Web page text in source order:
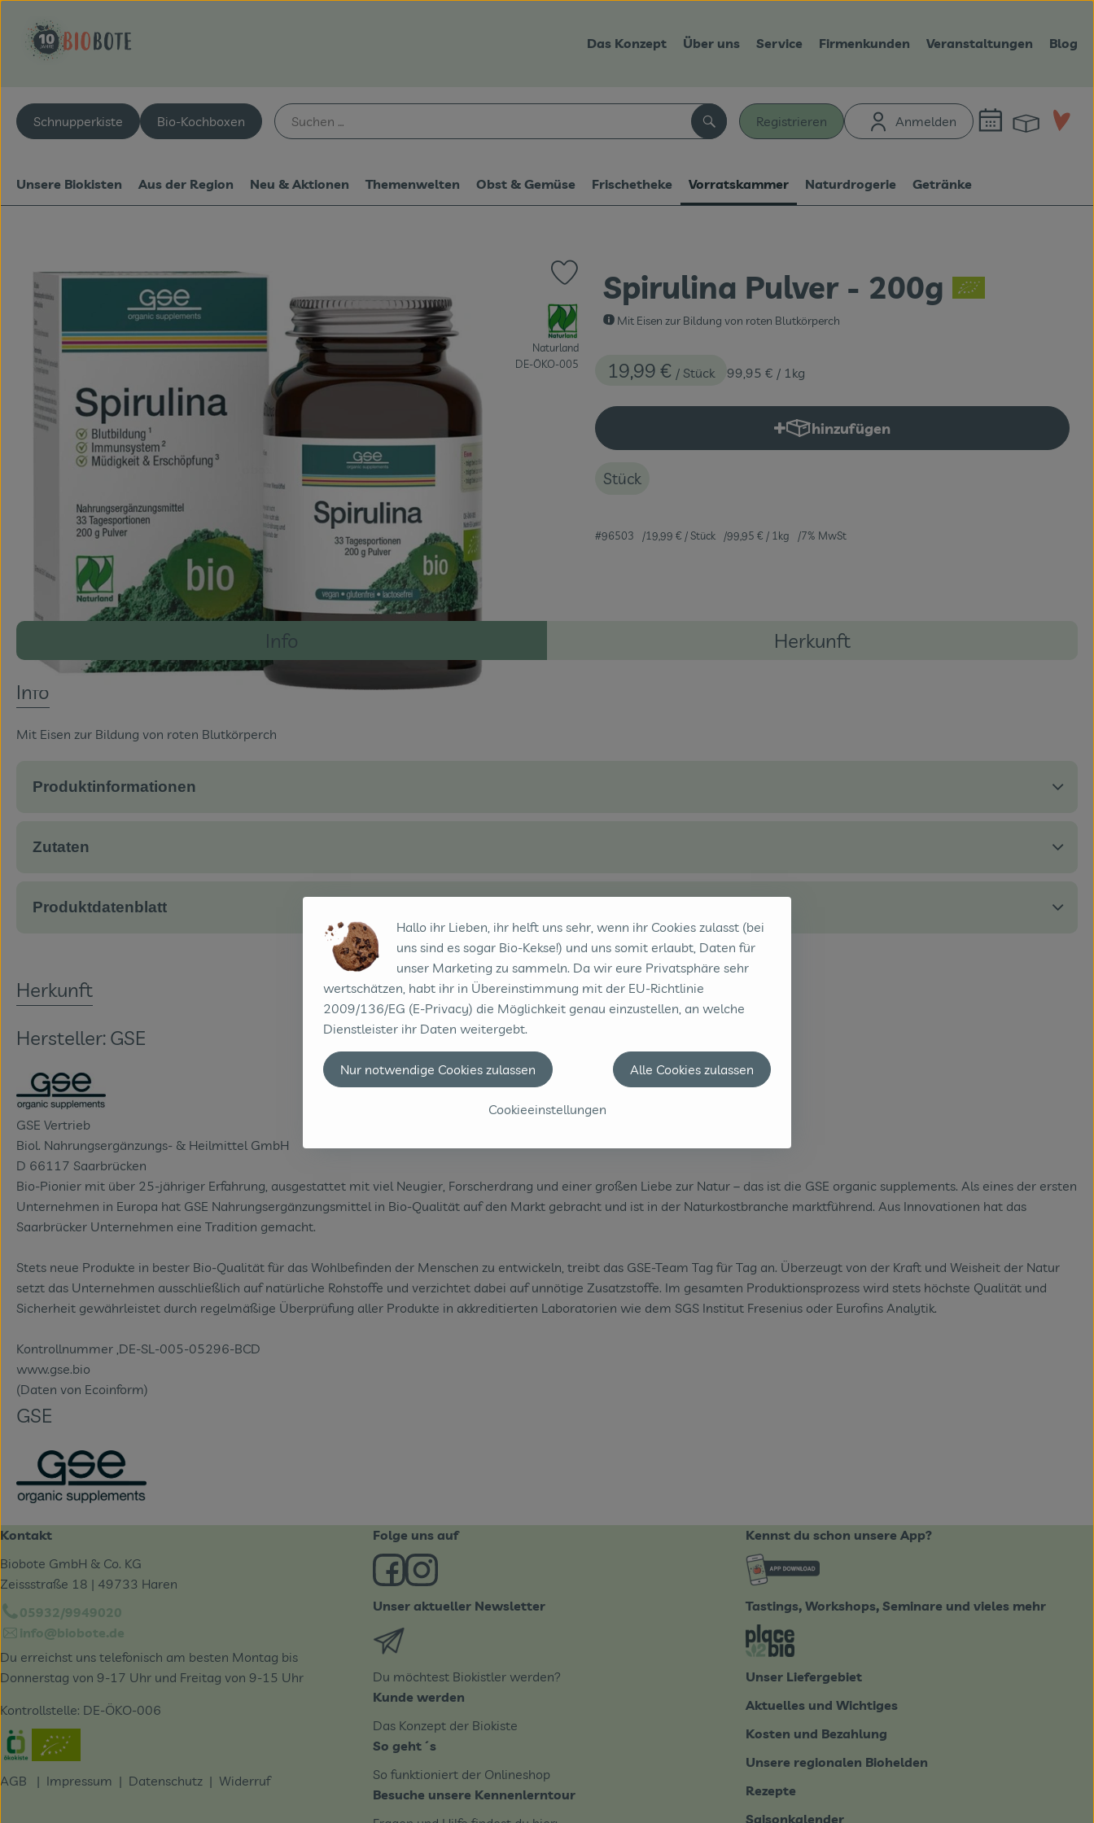
Das Konzept Über uns Service Firmenkunden Veranstaltungen Blog
Registrieren Anmelden
Suchen
Schnupperkiste Bio-Kochboxen
Unsere Biokisten Aus der Region Neu & Aktionen Themenwelten Obst & Gemüse Frischetheke Vorratskammer Naturdrogerie Getränke
Spirulina Pulver - 200g
Mit Eisen zur Bildung von roten Blutkörperch
19,99 € / Stück 99,95 € / 1kg
Produkt zu Favouriten hinzufügen
, Verband:
Naturland
, Kontrollstelle:
DE-ÖKO-005
hinzufügen
Produkt zum Warenkorb hinzufügen
Stück
#96503 19,99 € / Stück 99,95 € / 1kg 7% MwSt
Rezepte
Info
Herkunft
Entdecke passende RezepteEs wurden keine passenden Rezepte gefunden.
Info
Mit Eisen zur Bildung von roten Blutkörperch
Produktinformationen
Zutaten
Produktdatenblatt
Herkunft
Hersteller: GSE
GSE Vertrieb
Biol. Nahrungsergänzungs- & Heilmittel GmbH
D 66117 Saarbrücken
Bio-Pionier mit über 25-jähriger Erfahrung, ausgestattet mit viel Neugier, Forscherdrang und einer großen Liebe zur Natur – das ist die GSE organic supplements. Als eines der ersten
Unternehmen in Europa hat GSE Nahrungsergänzungsmittel in Bio-Qualität auf den Markt gebracht und ist in der Naturkostbranche marktführend. Aus Innovationen hat das
Saarbrücker Unternehmen eine Tradition gemacht.
Stets neue Produkte in bester Bio-Qualität für das Wohlbefinden der Menschen zu entwickeln, treibt das GSE-Team Tag für Tag an. Überzeugt von der Kraft und Weisheit der Natur
setzt das Unternehmen ausschließlich auf natürliche Rohstoffe und verzichtet dabei auf unnötige Zusatzstoffe. Im gesamten Produktionsprozess wird stets höchste Qualität und
Sicherheit gewährleistet durch regelmäßige Überprüfung aller Produkte in akkreditierten Laboratorien wie dem SGS Institut Fresenius oder Eurofins Analytik.
Kontrollnummer ,DE-SL-005-05296-BCD
www.gse.bio
(Daten von Ecoinform)
GSE
Kontakt
Biobote GmbH & Co. KG
Zeissstraße 18 | 49733 Haren
05932/9949020
info@biobote.de
Du erreichst uns telefonisch am besten Montag bis
Donnerstag von 9-17 Uhr und Freitag von 9-15 Uhr
Kontrollstelle: DE-ÖKO-006
Externer Link zu https://www.oekokiste.de/
AGB | Impressum | Datenschutz | Widerruf
Folge uns auf
Externer Link zu https://www.facebook.com/derBiobote/
Externer Link zu https://www.instagram.com/biobote_de/
Unser aktueller Newsletter
Externer Link zu https://biobote.de/mailvorlage/newsletter-0826.html
Du möchtest Biokistler werden?
Kunde werden
Das Konzept der Biokiste
So geht´s
So funktioniert der Onlineshop
Besuche unsere Kennenlerntour
Kennst du schon unsere App?
Externer Link zu https://www.biobote-
Tastings, Workshops, Seminare und vieles mehr
Externer Link zu https://place2bio.de/
Unser Liefergebiet
Aktuelles und Wichtiges
Kosten und Bezahlung
Unsere regionalen Biohelden
Rezepte
Saisonkalender
Hallo ihr Lieben, ihr helft uns sehr, wenn ihr Cookies zulasst (bei
uns sind es sogar Bio-Kekse!) und uns somit erlaubt, Daten für
unser Marketing zu sammeln. Da wir eure Privatsphäre sehr
wertschätzen, habt ihr in Übereinstimmung mit der EU-Richtlinie
2009/136/EG (E-Privacy) die Möglichkeit genau einzustellen, an welche
Dienstleister ihr Daten weitergebt.
Cookieeinstellungen
Nur notwendige Cookies zulassen Alle Cookies zulassen